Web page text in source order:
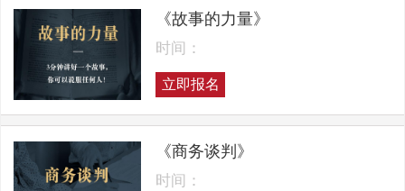
《故事的力量》
时间：
立即报名
《商务谈判》
时间：